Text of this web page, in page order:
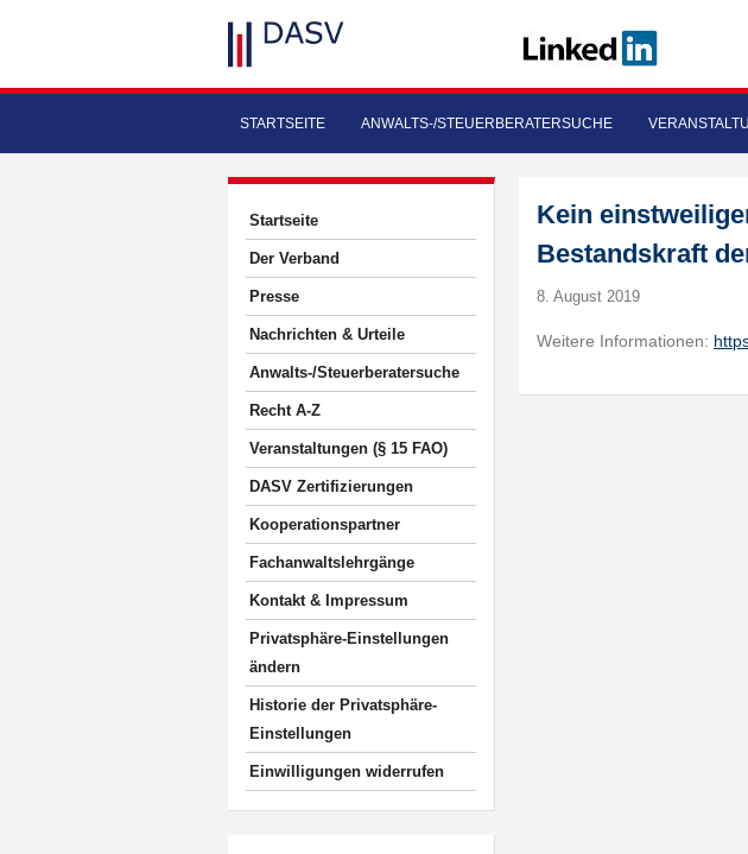
STARTSEITE ANWALTS-/STEUERBERATERSUCHE
Startseite
Der Verband
Presse
Nachrichten & Urteile
Anwalts-/Steuerberatersuche
Recht A-Z
Veranstaltungen (§ 15 FAO)
DASV Zertifizierungen
Kooperationspartner
Fachanwaltslehrgänge
Kontakt & Impressum
Privatsphäre-Einstellungen
ändern
Historie der Privatsphäre-
Einstellungen
Einwilligungen widerrufen
Kein
Bestandskraft
8. August 2019
Weitere Informationen: